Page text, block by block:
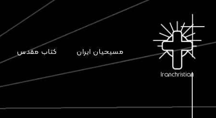
مسیحیان ایران کتاب مقدس